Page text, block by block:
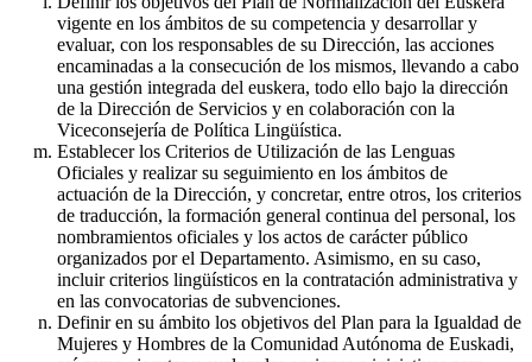
vigente en los ámbitos de su competencia y desarrollar y
evaluar, con los responsables de su Dirección, las acciones
encaminadas a la consecución de los mismos, llevando a cabo
una gestión integrada del euskera, todo ello bajo la dirección
de la Dirección de Servicios y en colaboración con la
Viceconsejería de Política Lingüística.
Establecer los Criterios de Utilización de las Lenguas
Oficiales y realizar su seguimiento en los ámbitos de
actuación de la Dirección, y concretar, entre otros, los criterios
de traducción, la formación general continua del personal, los
nombramientos oficiales y los actos de carácter público
organizados por el Departamento. Asimismo, en su caso,
incluir criterios lingüísticos en la contratación administrativa y
en las convocatorias de subvenciones.
Definir en su ámbito los objetivos del Plan para la Igualdad de
Mujeres y Hombres de la Comunidad Autónoma de Euskadi,